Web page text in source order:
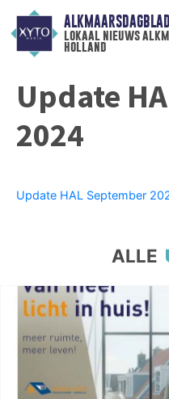
lokaal nieuws
holland
Update
2024
Update HAL September
ALLE